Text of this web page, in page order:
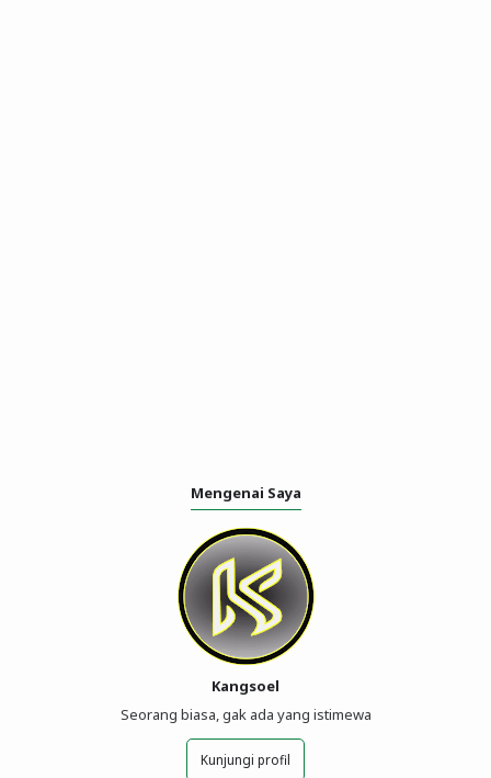
Mengenai Saya
Kangsoel
Seorang biasa, gak ada yang istimewa
Kunjungi profil